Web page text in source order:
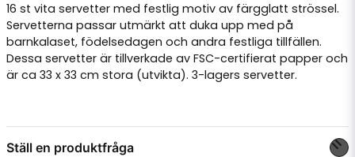
16 st vita servetter med festlig motiv av färgglatt strössel.
Servetterna passar utmärkt att duka upp med på
barnkalaset, födelsedagen och andra festliga tillfällen.
Dessa servetter är tillverkade av FSC-certifierat papper och
är ca 33 x 33 cm stora (utvikta). 3-lagers servetter.
Ställ en produktfråga